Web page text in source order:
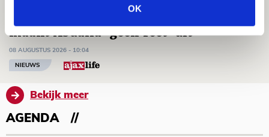
OK
Spelen bij Jong Ajax of Ajax 1? Dat
maakt Abdalla ‘geen reet’ uit
08 AUGUSTUS 2026 - 10:04
NIEUWS
Bekijk meer
AGENDA